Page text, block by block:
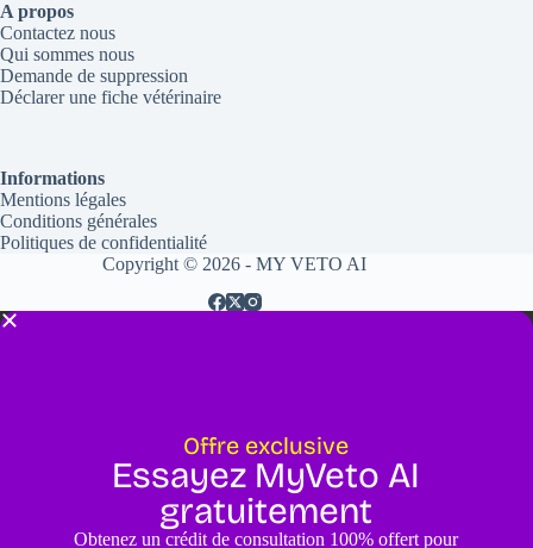
A propos
Contactez nous
Qui sommes nous
Demande de suppression
Déclarer une fiche vétérinaire
Informations
Mentions légales
Conditions générales
Politiques de confidentialité
Copyright © 2026 - MY VETO AI
Offre exclusive
Essayez MyVeto AI
gratuitement
Obtenez un crédit de consultation 100% offert pour